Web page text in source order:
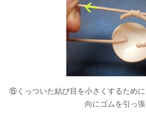
⑮くっついた結び目を小さくするため
向にゴムを引っ張